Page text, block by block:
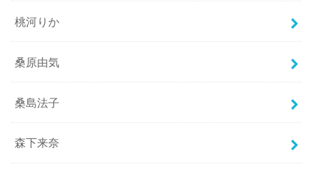
桃河りか
桑原由気
桑島法子
森下来奈